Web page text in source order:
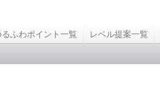
るふわポイント一覧 レベル提案一覧